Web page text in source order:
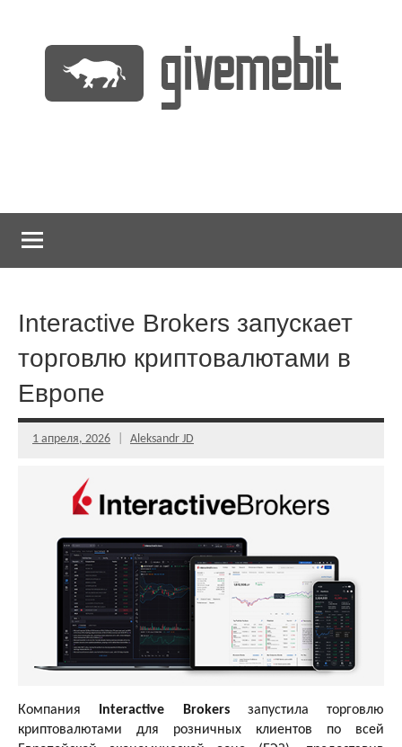
содержимому
Interactive Brokers запускает
торговлю криптовалютами в
Европе
1 апреля, 2026 Aleksandr JD
Компания Interactive Brokersзапустила торговлю
криптовалютами для розничных клиентов по всей